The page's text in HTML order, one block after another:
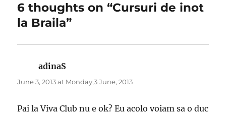
6 thoughts on “Cursuri de inot
la Braila”
adinaS
June 3, 2013 at Monday,3 June, 2013
Pai la Viva Club nu e ok? Eu acolo voiam sa o duc